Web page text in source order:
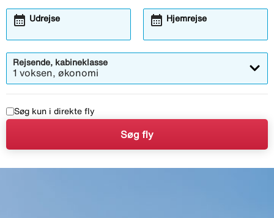
Udrejse
calendar_month Hjemrejse
calendar_month
Rejsende, kabineklasse
1 voksen, økonomi
Søg kun i direkte fly
Søg fly